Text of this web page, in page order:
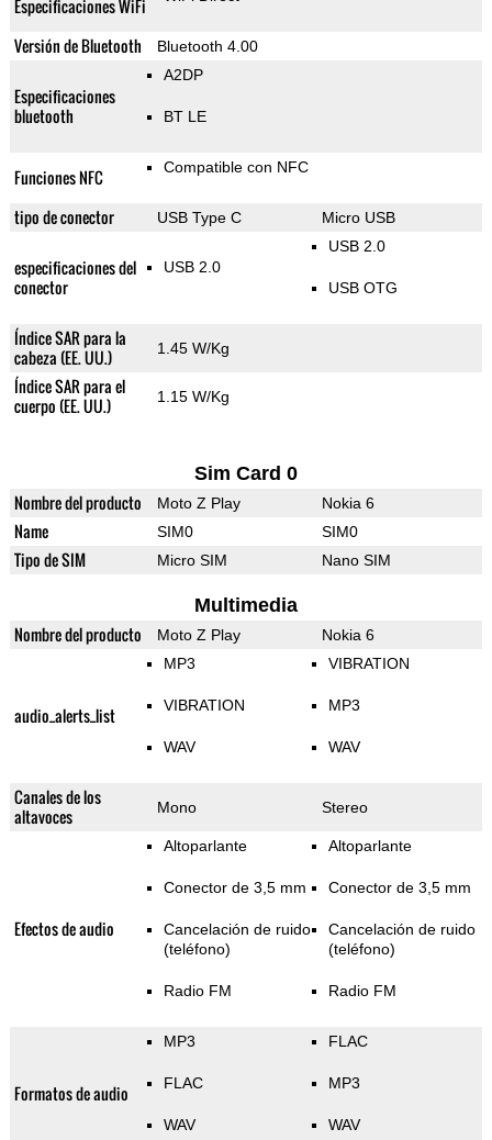
Especificaciones WiFi
Versión de Bluetooth Bluetooth 4.00
Especificaciones
bluetooth
A2DP
BT LE
Funciones NFC Compatible con NFC
tipo de conector USB Type C Micro USB
especificaciones del
conector
USB 2.0
USB 2.0
USB OTG
Índice SAR para la
cabeza (EE. UU.)
1.45 W/Kg
Índice SAR para el
cuerpo (EE. UU.)
1.15 W/Kg
Sim Card 0
Nombre del producto Moto Z Play Nokia 6
Name SIM0 SIM0
Tipo de SIM Micro SIM Nano SIM
Multimedia
Nombre del producto Moto Z Play Nokia 6
audio_alerts_list
MP3
VIBRATION
WAV
VIBRATION
MP3
WAV
Canales de los
altavoces
Mono Stereo
Efectos de audio
Altoparlante
Conector de 3,5 mm
Cancelación de ruido
(teléfono)
Radio FM
Altoparlante
Conector de 3,5 mm
Cancelación de ruido
(teléfono)
Radio FM
Formatos de audio
MP3
FLAC
WAV
FLAC
MP3
WAV